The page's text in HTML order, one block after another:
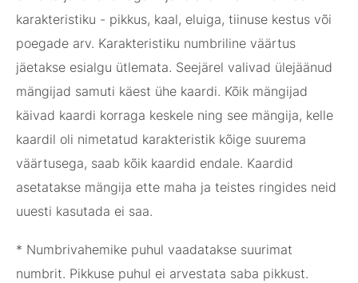
karakteristiku - pikkus, kaal, eluiga, tiinuse kestus või
poegade arv. Karakteristiku numbriline väärtus
jäetakse esialgu ütlemata. Seejärel valivad ülejäänud
mängijad samuti käest ühe kaardi. Kõik mängijad
käivad kaardi korraga keskele ning see mängija, kelle
kaardil oli nimetatud karakteristik kõige suurema
väärtusega, saab kõik kaardid endale. Kaardid
asetatakse mängija ette maha ja teistes ringides neid
uuesti kasutada ei saa.
* Numbrivahemike puhul vaadatakse suurimat
numbrit. Pikkuse puhul ei arvestata saba pikkust.